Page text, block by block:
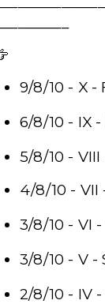
9/8/10 - X -
6/8/10 - IX
5/8/10 - VIII
4/8/10 - VII
3/8/10 - VI
3/8/10 - V -
2/8/10 - IV -